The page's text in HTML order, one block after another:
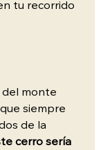
tu recorrido
del monte
siempre
de la
cerro sería